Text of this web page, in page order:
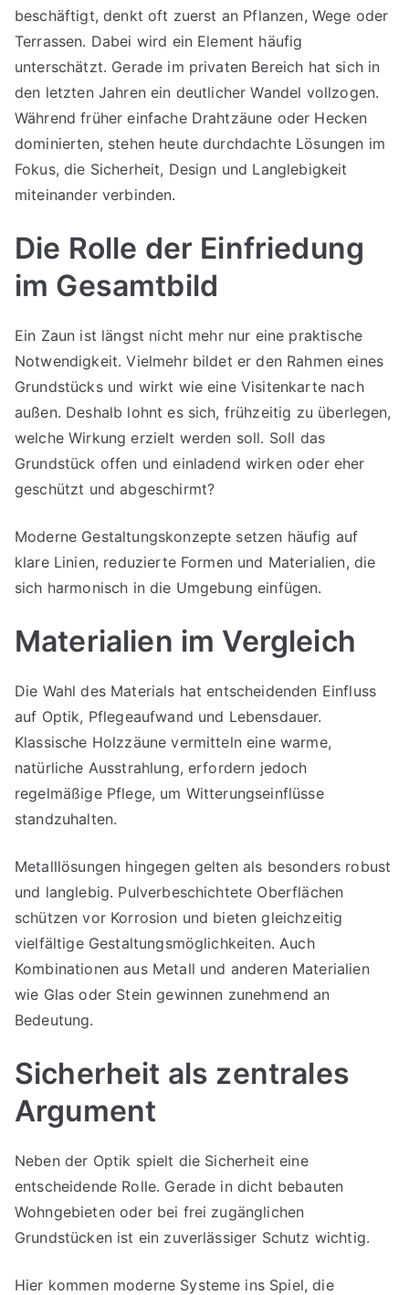
beschäftigt, denkt oft zuerst an Pflanzen, Wege oder
Terrassen. Dabei wird ein Element häufig
unterschätzt. Gerade im privaten Bereich hat sich in
den letzten Jahren ein deutlicher Wandel vollzogen.
Während früher einfache Drahtzäune oder Hecken
dominierten, stehen heute durchdachte Lösungen im
Fokus, die Sicherheit, Design und Langlebigkeit
miteinander verbinden.
Die Rolle der Einfriedung
im Gesamtbild
Ein Zaun ist längst nicht mehr nur eine praktische
Notwendigkeit. Vielmehr bildet er den Rahmen eines
Grundstücks und wirkt wie eine Visitenkarte nach
außen. Deshalb lohnt es sich, frühzeitig zu überlegen,
welche Wirkung erzielt werden soll. Soll das
Grundstück offen und einladend wirken oder eher
geschützt und abgeschirmt?
Moderne Gestaltungskonzepte setzen häufig auf
klare Linien, reduzierte Formen und Materialien, die
sich harmonisch in die Umgebung einfügen.
Materialien im Vergleich
Die Wahl des Materials hat entscheidenden Einfluss
auf Optik, Pflegeaufwand und Lebensdauer.
Klassische Holzzäune vermitteln eine warme,
natürliche Ausstrahlung, erfordern jedoch
regelmäßige Pflege, um Witterungseinflüsse
standzuhalten.
Metalllösungen hingegen gelten als besonders robust
und langlebig. Pulverbeschichtete Oberflächen
schützen vor Korrosion und bieten gleichzeitig
vielfältige Gestaltungsmöglichkeiten. Auch
Kombinationen aus Metall und anderen Materialien
wie Glas oder Stein gewinnen zunehmend an
Bedeutung.
Sicherheit als zentrales
Argument
Neben der Optik spielt die Sicherheit eine
entscheidende Rolle. Gerade in dicht bebauten
Wohngebieten oder bei frei zugänglichen
Grundstücken ist ein zuverlässiger Schutz wichtig.
Hier kommen moderne Systeme ins Spiel, die